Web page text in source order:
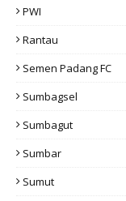
PWI
Rantau
Semen Padang FC
Sumbagsel
Sumbagut
Sumbar
Sumut